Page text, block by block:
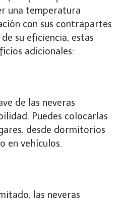
una temperatura
con sus contrapartes
su eficiencia, estas
adicionales:
de las neveras
Puedes colocarlas
desde dormitorios
en vehículos.
las neveras